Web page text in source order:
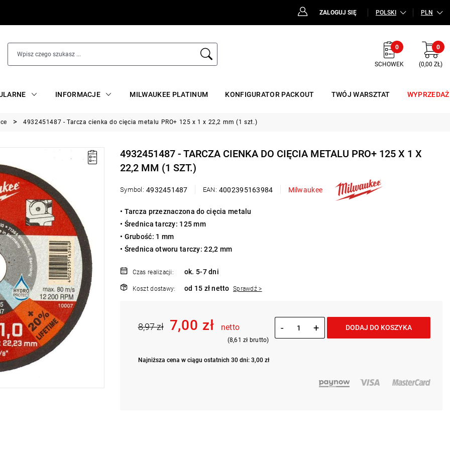
ZALOGUJ SIĘ POLSKI PLN
0
SCHOWEK
0
(0,00 ZŁ)
INFORMACJE MILWAUKEE PLATINUM KONFIGURATOR PACKOUT TWÓJ WARSZTAT WYPRZEDAŻ
4932451487 - Tarcza cienka do cięcia metalu PRO+ 125 x 1 x 22,2 mm (1 szt.)
4932451487 - TARCZA CIENKA DO CIĘCIA METALU PRO+ 125 X 1 X
22,2 MM (1 SZT.)
Symbol: 4932451487 EAN: 4002395163984 Milwaukee
• Tarcza przeznaczona do cięcia metalu
• Średnica tarczy: 125 mm
• Grubość: 1 mm
• Średnica otworu tarczy: 22,2 mm
Czas realizacji: ok. 5-7 dni
Koszt dostawy: od 15 zł netto Sprawdź >
8,97 zł 7,00 zł netto
(8,61 zł brutto)
Najniższa cena w ciągu ostatnich 30 dni: 3,00 zł
- + DODAJ DO KOSZYKA